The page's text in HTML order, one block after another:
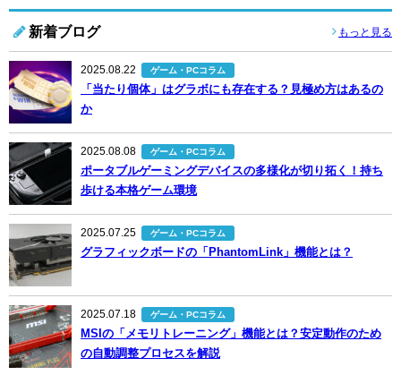
新着ブログ もっと見る
2025.08.22 ゲーム・PCコラム
「当たり個体」はグラボにも存在する？見極め方はあるの
か
2025.08.08 ゲーム・PCコラム
ポータブルゲーミングデバイスの多様化が切り拓く！持ち
歩ける本格ゲーム環境
2025.07.25 ゲーム・PCコラム
グラフィックボードの「PhantomLink」機能とは？
2025.07.18 ゲーム・PCコラム
MSIの「メモリトレーニング」機能とは？安定動作のため
の自動調整プロセスを解説